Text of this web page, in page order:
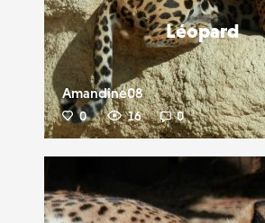
Léopard
Amandine08
0 16 0